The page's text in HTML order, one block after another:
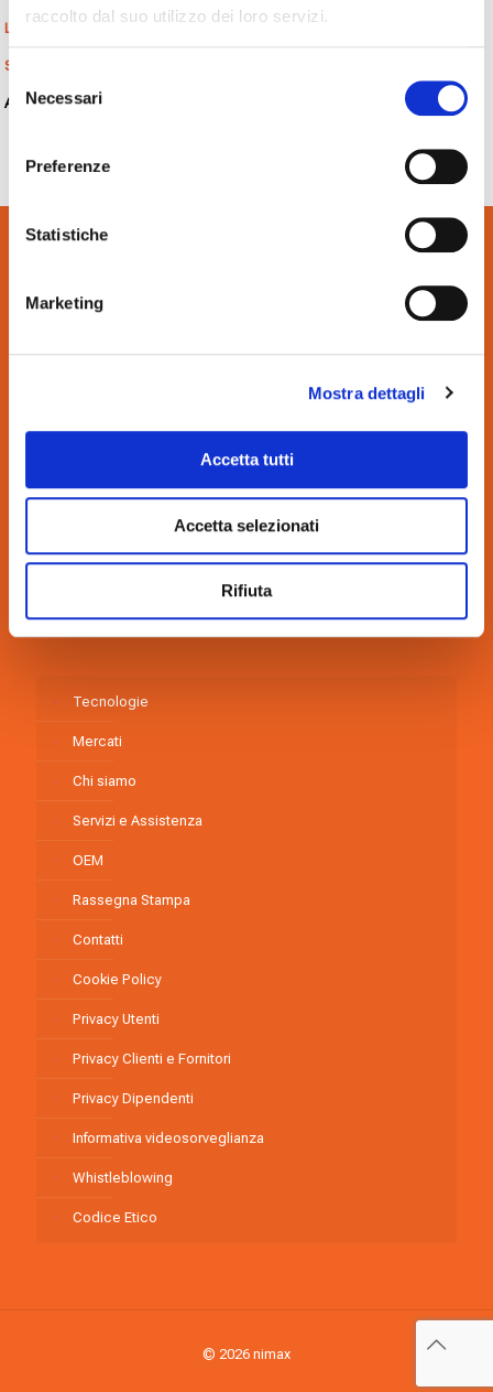
raccolto dal suo utilizzo dei loro servizi.
Selezione
delNecessari
Preferenze
Statistiche
Marketing
Mostra dettagli
Accetta tutti
Accetta selezionati
Rifiuta
Leggi l’articolo
Scarica l’articolo
Approfondimento delle tecnologie:
E-mail:nimax@nimax.it
amministrazione.nimax@gigapec.it
Tecnologie
Mercati
Chi siamo
Servizi e Assistenza
OEM
Rassegna Stampa
Contatti
Cookie Policy
Privacy Utenti
Privacy Clienti e Fornitori
Privacy Dipendenti
Informativa videosorveglianza
Whistleblowing
Codice Etico
© 2026 nimax